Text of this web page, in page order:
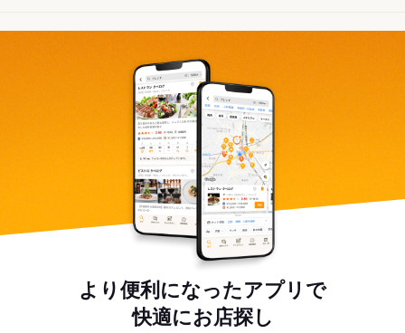
より便利になったアプリで
快適にお店探し